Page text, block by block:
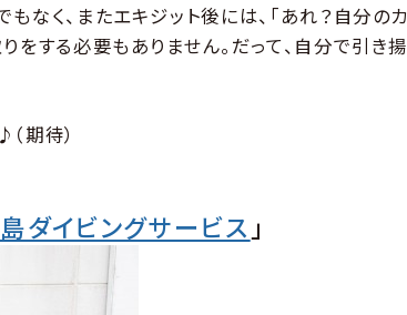
なく、またエキジット後には、「あれ？自分のカ
をする必要もありません。だって、自分で引き揚
期待）
ダイビングサービス 」